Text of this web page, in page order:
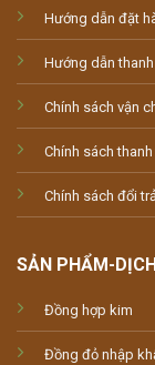
Hướng dẫn đặt
Hướng dẫn
Chính sách vận
Chính sách
Chính sách đổi trả
SẢN PHẨM-
Đồng hợp kim
Đồng đỏ nhập